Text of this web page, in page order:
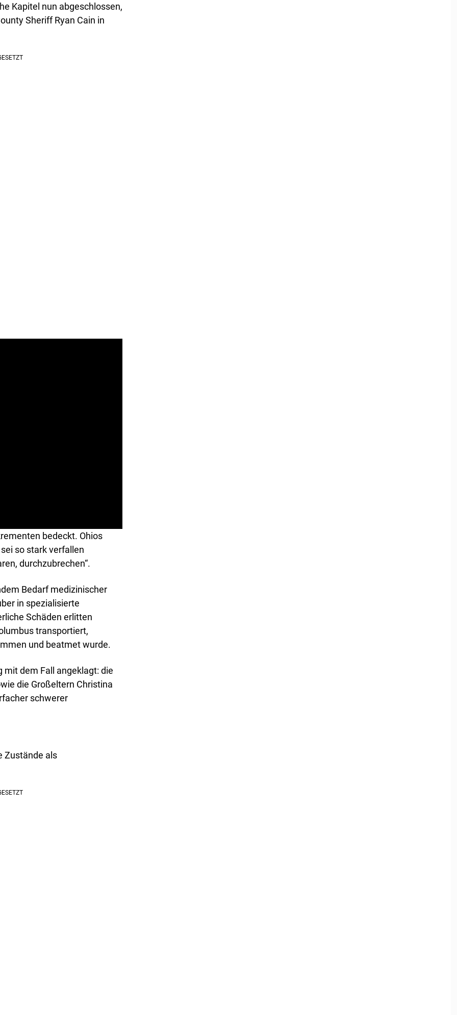
Kapitel nun abgeschlossen,
Sheriff Ryan Cain in
bedeckt. Ohios
so stark verfallen
durchzubrechen“.
Bedarf medizinischer
in spezialisierte
Schäden erlitten
transportiert,
und beatmet wurde.
dem Fall angeklagt: die
die Großeltern Christina
schwerer
Zustände als